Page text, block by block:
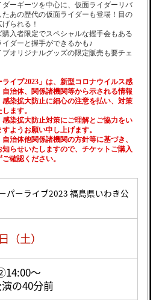
ーギーツを中心に、仮面ライダーリバ
あの歴代の仮面ライダーも登場！目の
られる！
入者限定でスペシャルな握手会もある
ダーと握手ができるかも♪
オリジナルグッズの限定販売も要チェ
イブ2023」は、新型コロナウイルス感
治体、関係諸機関等から示される情報
染拡大防止に細心の注意を払い、対策
ます。
染拡大防止対策にご理解とご協力をい
ようお願い申し上げます。
治体他関係諸機関の方針等に基づき、
らせいたしますので、チケットご購入
確認ください。
パーライブ2023 福島県いわき公
（土）
〜
の40分前